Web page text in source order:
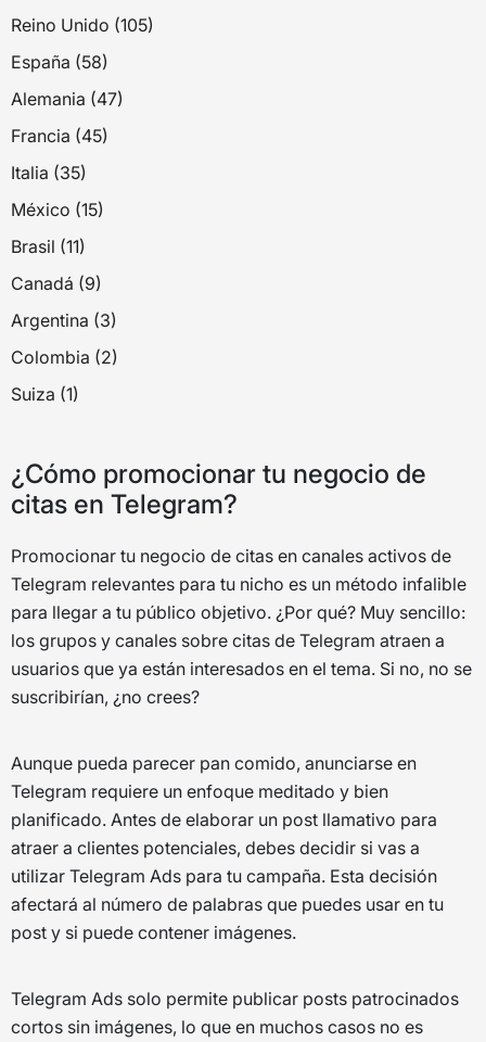
Reino Unido (105)
España (58)
Alemania (47)
Francia (45)
Italia (35)
México (15)
Brasil (11)
Canadá (9)
Argentina (3)
Colombia (2)
Suiza (1)
¿Cómo promocionar tu negocio de
citas en Telegram?
Promocionar tu negocio de citas en canales activos de
Telegram relevantes para tu nicho es un método infalible
para llegar a tu público objetivo. ¿Por qué? Muy sencillo:
los grupos y canales sobre citas de Telegram atraen a
usuarios que ya están interesados en el tema. Si no, no se
suscribirían, ¿no crees?
Aunque pueda parecer pan comido, anunciarse en
Telegram requiere un enfoque meditado y bien
planificado. Antes de elaborar un post llamativo para
atraer a clientes potenciales, debes decidir si vas a
utilizar Telegram Ads para tu campaña. Esta decisión
afectará al número de palabras que puedes usar en tu
post y si puede contener imágenes.
Telegram Ads solo permite publicar posts patrocinados
cortos sin imágenes, lo que en muchos casos no es